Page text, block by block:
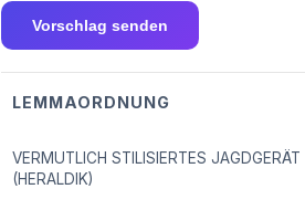
Vorschlag senden
LEMMAORDNUNG
VERMUTLICH STILISIERTES JAGDGERÄT
(HERALDIK)